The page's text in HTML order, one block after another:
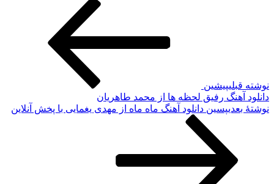
قبلیپیشین
آهنگ رفیق لحظه ها از محمد طاهریان
بعدیپسین دانلود آهنگ ماه ماه از مهدی یغمایی با پخش آنلاین